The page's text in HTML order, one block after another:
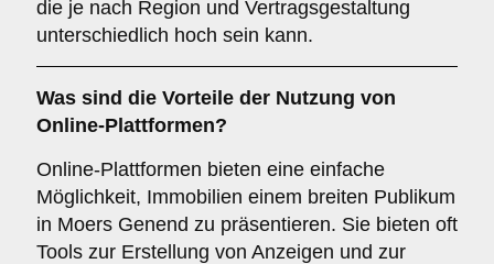
die je nach Region und Vertragsgestaltung
unterschiedlich hoch sein kann.
Was sind die Vorteile der Nutzung von
Online-Plattformen?
Online-Plattformen bieten eine einfache
Möglichkeit, Immobilien einem breiten Publikum
in Moers Genend zu präsentieren. Sie bieten oft
Tools zur Erstellung von Anzeigen und zur